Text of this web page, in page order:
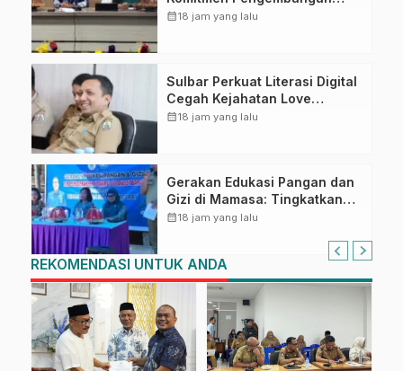
Kompetensi ASN melalui
calendar_month18 jam yang lalu
Sulbar Perkuat Literasi Digital
Cegah Kejahatan Love
Scamming
calendar_month18 jam yang lalu
Gerakan Edukasi Pangan dan
Gizi di Mamasa: Tingkatkan
Pengetahuan dan
calendar_month18 jam yang lalu
REKOMENDASI UNTUK ANDA